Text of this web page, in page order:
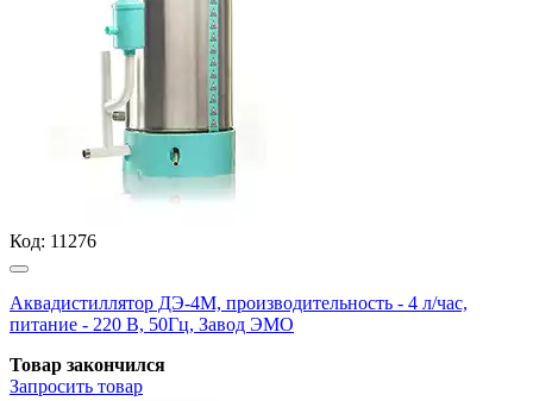
Код: 11276
Аквадистиллятор ДЭ-4М, производительность - 4 л/час,
питание - 220 В, 50Гц, Завод ЭМО
Товар закончился
Запросить товар